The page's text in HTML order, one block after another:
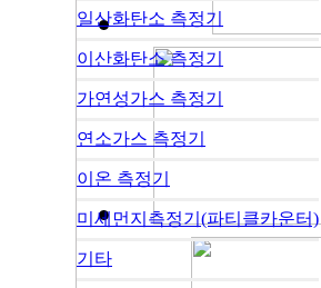
일산화탄소 측정기
이산화탄소 측정기
가연성가스 측정기
연소가스 측정기
이온 측정기
미세먼지측정기(파티클카운터)
기타